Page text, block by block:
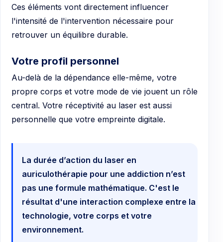
Ces éléments vont directement influencer
l'intensité de l'intervention nécessaire pour
retrouver un équilibre durable.
Votre profil personnel
Au-delà de la dépendance elle-même, votre
propre corps et votre mode de vie jouent un rôle
central. Votre réceptivité au laser est aussi
personnelle que votre empreinte digitale.
La durée d’action du laser en
auriculothérapie pour une addiction n’est
pas une formule mathématique. C'est le
résultat d'une interaction complexe entre la
technologie, votre corps et votre
environnement.